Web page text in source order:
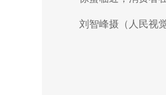
刘智峰摄（人民视觉